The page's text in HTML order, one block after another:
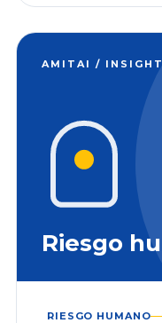
AMITAI /
Riesgo
RIESGO HUMANO